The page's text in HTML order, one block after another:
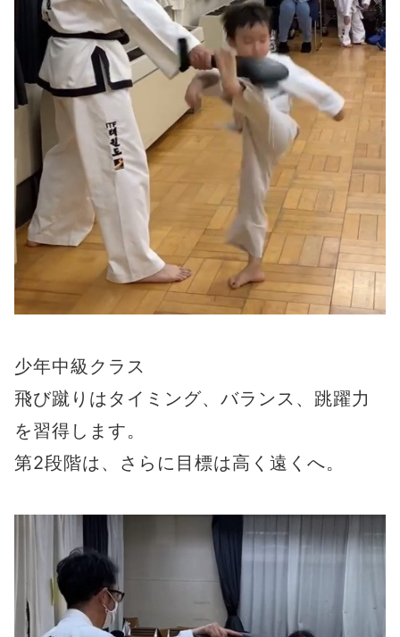
少年中級クラス
飛び蹴りはタイミング、バランス、跳躍力
を習得します。
第2段階は、さらに目標は高く遠くへ。